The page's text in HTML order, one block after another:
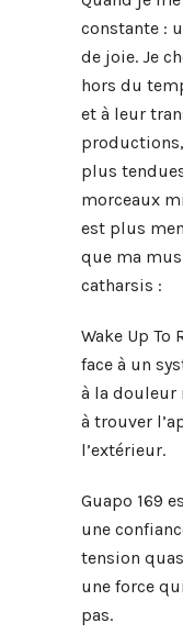
constante :
de joie. Je
hors du
et à leur
plus
morceaux
est plus
que ma
catharsis :
Wake Up To
face à un
à la douleur
à trouver
l’extérieur.
Guapo 169
une
tension
une force
pas.